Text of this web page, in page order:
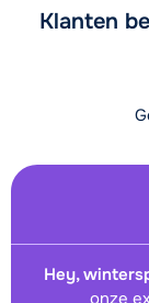
Klanten
Hey,